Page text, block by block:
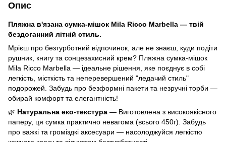
Опис
Пляжна в'язана сумка-мішок Mila Ricco Marbella — твій
бездоганний літній стиль.
Мрієш про безтурботний відпочинок, але не знаєш, куди подіти
рушник, книгу та сонцезахисний крем? Пляжна сумка-мішок
Mila Ricco Marbella — ідеальне рішення, яке поєднує в собі
легкість, місткість та неперевершений "ледачий стиль"
подорожей. Забудь про безформні пакети та незручні торби —
обирай комфорт та елегантність!
🌿 Натуральна еко-текстура — Виготовлена з високоякісного
паперу, ця сумка практично невагома (всього 450г). Забудь
про важкі та громіздкі аксесуари — насолоджуйся легкістю